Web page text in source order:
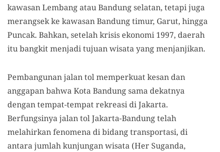
kawasan Lembang atau Bandung selatan, tetapi juga
merangsek ke kawasan Bandung timur, Garut, hingga
Puncak. Bahkan, setelah krisis ekonomi 1997, daerah
itu bangkit menjadi tujuan wisata yang menjanjikan.
Pembangunan jalan tol memperkuat kesan dan
anggapan bahwa Kota Bandung sama dekatnya
dengan tempat-tempat rekreasi di Jakarta.
Berfungsinya jalan tol Jakarta-Bandung telah
melahirkan fenomena di bidang transportasi, di
antara jumlah kunjungan wisata (Her Suganda,